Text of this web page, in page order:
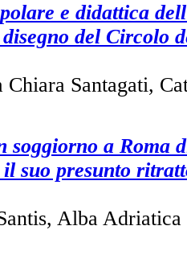
e didattica
del Circolo
Chiara Santagati,
soggiorno a Roma
il suo presunto
Alba